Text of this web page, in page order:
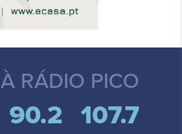
À RÁDIO PICO
90.2 107.7